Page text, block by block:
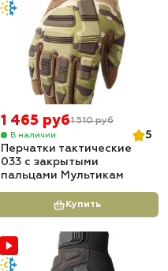
1 465 руб1 510 руб
В наличии
5
Перчатки тактические
033 с закрытыми
пальцами Мультикам
Купить